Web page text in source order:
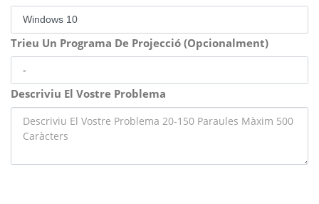
Trieu Un Programa De Projecció (Opcionalment)
Descriviu El Vostre Problema